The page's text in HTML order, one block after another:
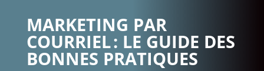
MARKETING PAR
COURRIEL : LE GUIDE DES
BONNES PRATIQUES